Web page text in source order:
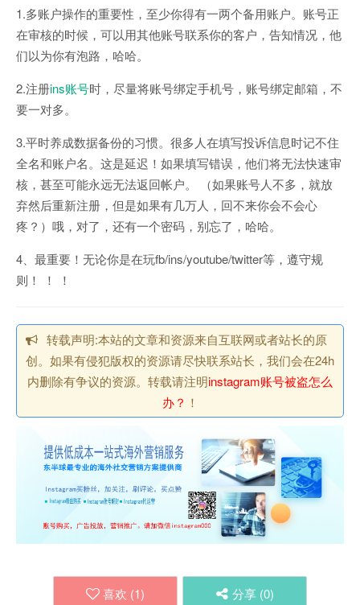
1.多账户操作的重要性，至少你得有一两个备用账户。账号正
在审核的时候，可以用其他账号联系你的客户，告知情况，他
们以为你有泡路，哈哈。
2.注册ins账号时，尽量将账号绑定手机号，账号绑定邮箱，不
要一对多。
3.平时养成数据备份的习惯。很多人在填写投诉信息时记不住
全名和账户名。这是延迟！如果填写错误，他们将无法快速审
核，甚至可能永远无法返回帐户。 （如果账号人不多，就放
弃然后重新注册，但是如果有几万人，回不来你会不会心
疼？）哦，对了，还有一个密码，别忘了，哈哈。
4、最重要！无论你是在玩fb/ins/youtube/twitter等，遵守规
则！ ！ ！
转载声明:本站的文章和资源来自互联网或者站长的原
创。如果有侵犯版权的资源请尽快联系站长，我们会在24h
内删除有争议的资源。转载请注明instagram账号被盗怎么
办？ ！
喜欢 (1) 分享 (0)